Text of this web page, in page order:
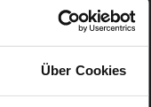
Über Cookies